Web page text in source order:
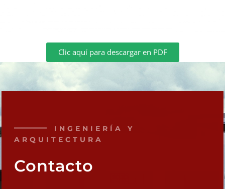
Clic aquí para descargar en PDF
INGENIERÍA Y
ARQUITECTURA
Contacto